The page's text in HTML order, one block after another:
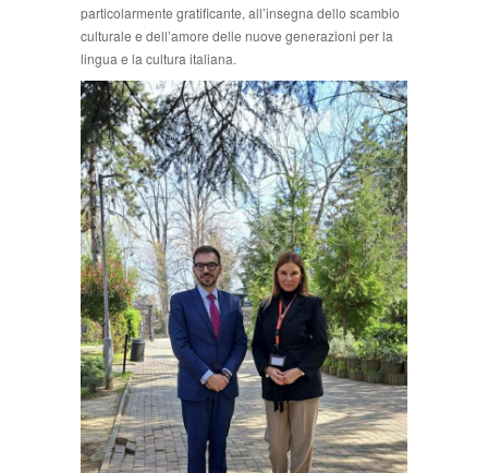
particolarmente gratificante, all’insegna dello scambio
culturale e dell’amore delle nuove generazioni per la
lingua e la cultura italiana.